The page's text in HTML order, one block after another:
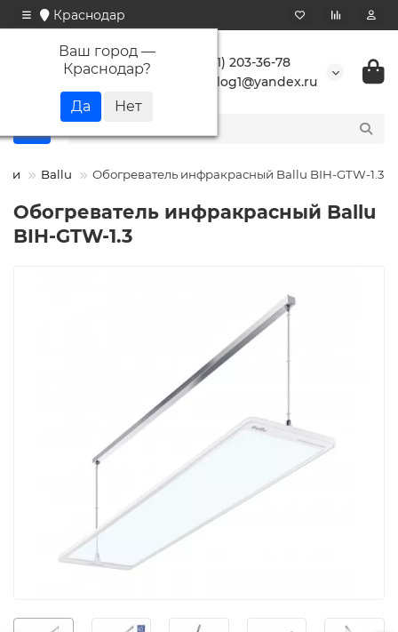
Краснодар
Ваш город —
Краснодар?
+7 (861) 203-36-78
buranlog1@yandex.ru
Ballu Обогреватель инфракрасный Ballu BIH-GTW-1.3
Обогреватель инфракрасный Ballu
BIH-GTW-1.3